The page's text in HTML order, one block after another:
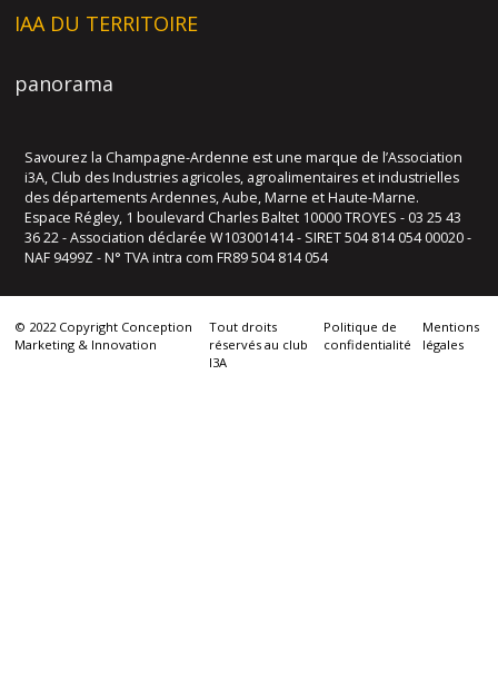
IAA DU TERRITOIRE
panorama
Savourez la Champagne-Ardenne est une marque de l’Association
i3A, Club des Industries agricoles, agroalimentaires et industrielles
des départements Ardennes, Aube, Marne et Haute-Marne.
Espace Régley, 1 boulevard Charles Baltet 10000 TROYES - 03 25 43
36 22 - Association déclarée W103001414 - SIRET 504 814 054 00020 -
NAF 9499Z - N° TVA intra com FR89 504 814 054
© 2022 Copyright Conception
Marketing & Innovation
Tout droits
réservés au club
I3A
Politique de
confidentialité
Mentions
légales